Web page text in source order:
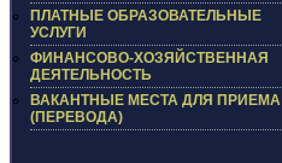
ПЛАТНЫЕ ОБРАЗОВАТЕЛЬНЫЕ
УСЛУГИ
ФИНАНСОВО-ХОЗЯЙСТВЕННАЯ
ДЕЯТЕЛЬНОСТЬ
ВАКАНТНЫЕ МЕСТА ДЛЯ ПРИЕМА
(ПЕРЕВОДА)